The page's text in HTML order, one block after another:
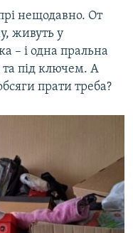
нещодавно. От
живуть у
– і одна пральна
під ключем. А
прати треба?